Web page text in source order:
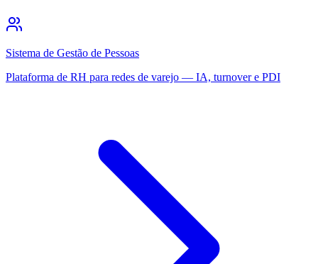
Sistema de Gestão de Pessoas
Plataforma de RH para redes de varejo — IA, turnover e PDI